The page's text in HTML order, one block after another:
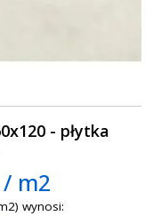
- płytka
/ m2
wynosi: